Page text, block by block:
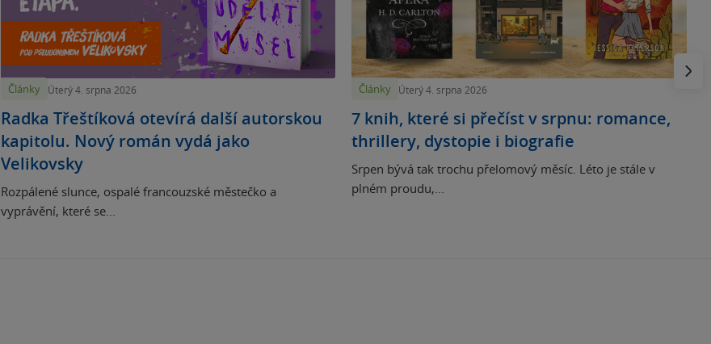
Články Úterý 4. srpna 2026
Radka Třeštíková otevírá další autorskou
kapitolu. Nový román vydá jako
Velikovsky
Rozpálené slunce, ospalé francouzské městečko a
vyprávění, které se...
Články Úterý 4. srpna 2026
7 knih, které si přečíst v srpnu: romance,
thrillery, dystopie i biografie
Srpen bývá tak trochu přelomový měsíc. Léto je stále v
plném proudu,...